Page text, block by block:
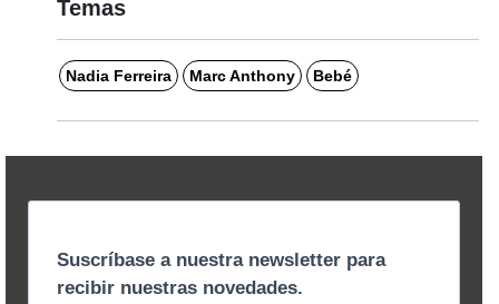
Temas
Nadia Ferreira Marc Anthony Bebé